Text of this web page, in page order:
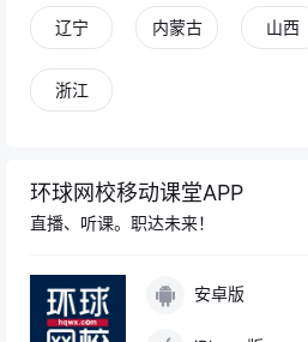
辽宁 内蒙古 山西
浙江
环球网校移动课堂APP
直播、听课。职达未来！
安卓版